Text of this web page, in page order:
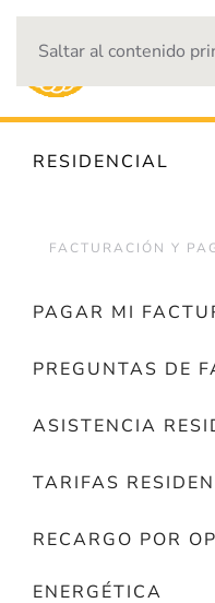
Saltar al contenido
RESIDENCIAL
FACTURACIÓN Y
PAGAR MI
PREGUNTAS DE
ASISTENCIA
TARIFAS
RECARGO POR
ENERGÉTICA